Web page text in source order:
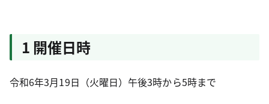
1 開催日時
令和6年3月19日（火曜日）午後3時から5時まで